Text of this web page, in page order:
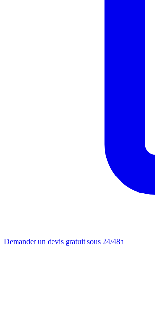
Demander un devis gratuit sous 24/48h